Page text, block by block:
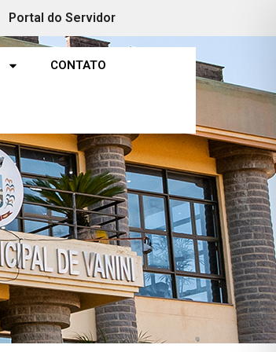
Portal do Servidor
CONTATO